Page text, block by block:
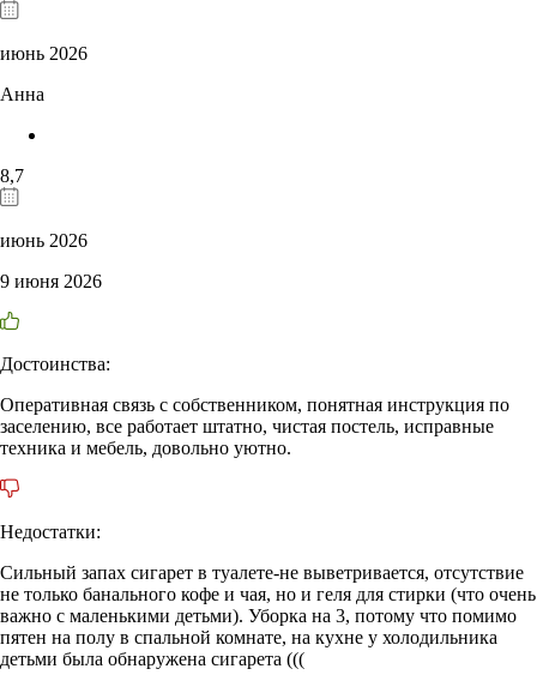
июнь 2026
Анна
8,7
июнь 2026
9 июня 2026
Достоинства:
Оперативная связь с собственником, понятная инструкция по
заселению, все работает штатно, чистая постель, исправные
техника и мебель, довольно уютно.
Недостатки:
Сильный запах сигарет в туалете-не выветривается, отсутствие
не только банального кофе и чая, но и геля для стирки (что очень
важно с маленькими детьми). Уборка на 3, потому что помимо
пятен на полу в спальной комнате, на кухне у холодильника
детьми была обнаружена сигарета (((